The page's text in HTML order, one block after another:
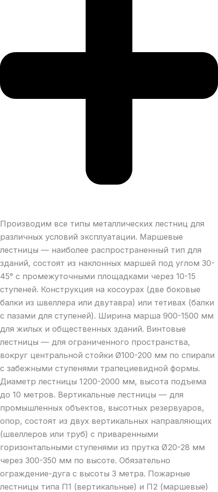
Производим все типы металлических лестниц для
различных условий эксплуатации. Маршевые
лестницы — наиболее распространенный тип для
зданий, состоят из наклонных маршей под углом 30-
45° с промежуточными площадками через 10-15
ступеней. Конструкция на косоурах (две боковые
балки из швеллера или двутавра) или тетивах (балки
с пазами для ступеней). Ширина марша 900-1500 мм
для жилых и общественных зданий. Винтовые
лестницы — для ограниченного пространства,
вокруг центральной стойки Ø100-200 мм по спирали
с забежными ступенями трапециевидной формы.
Диаметр лестницы 1200-2000 мм, высота подъема
до 10 метров. Вертикальные лестницы — для
промышленных объектов, высотных резервуаров,
опор, состоят из двух вертикальных направляющих
(швеллеров или труб) с приваренными
горизонтальными ступенями из прутка Ø20-28 мм
через 300-350 мм по высоте. Обязательно
ограждение-дуга с высоты 3 метра. Пожарные
лестницы типа П1 (вертикальные) и П2 (маршевые)